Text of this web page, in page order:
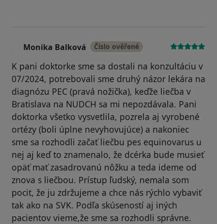
Monika Balková Číslo ověřené
K pani doktorke sme sa dostali na konzultáciu v
07/2024, potrebovali sme druhý názor lekára na
diagnózu PEC (pravá nožička), keďže liečba v
Bratislava na NUDCH sa mi nepozdávala. Pani
doktorka všetko vysvetlila, pozrela aj vyrobené
ortézy (boli úplne nevyhovujúce) a nakoniec
sme sa rozhodli začať liečbu pes equinovarus u
nej aj keď to znamenalo, že dcérka bude musieť
opäť mať zasadrovanú nôžku a teda ideme od
znova s liečbou. Prístup ľudský, nemala som
pocit, že ju zdržujeme a chce nás rýchlo vybaviť
tak ako na SVK. Podľa skúseností aj iných
pacientov vieme,že sme sa rozhodli správne.